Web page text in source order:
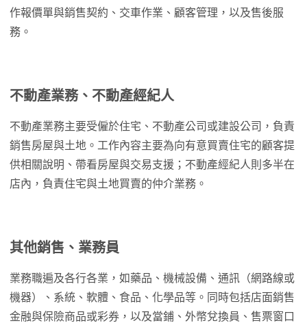
作報價單與銷售契約、交車作業、顧客管理，以及售後服
務。
不動產業務、不動產經紀人
不動產業務主要受僱於住宅、不動產公司或建設公司，負責
銷售房屋與土地。工作內容主要為向有意買賣住宅的顧客提
供相關說明、帶看房屋與交易支援；不動產經紀人則多半在
店內，負責住宅與土地買賣的仲介業務。
其他銷售、業務員
業務職遍及各行各業，如藥品、機械設備、通訊（網路線或
機器）、系統、軟體、食品、化學品等。同時包括店面銷售
金融與保險商品或彩券，以及當鋪、外幣兌換員、售票窗口